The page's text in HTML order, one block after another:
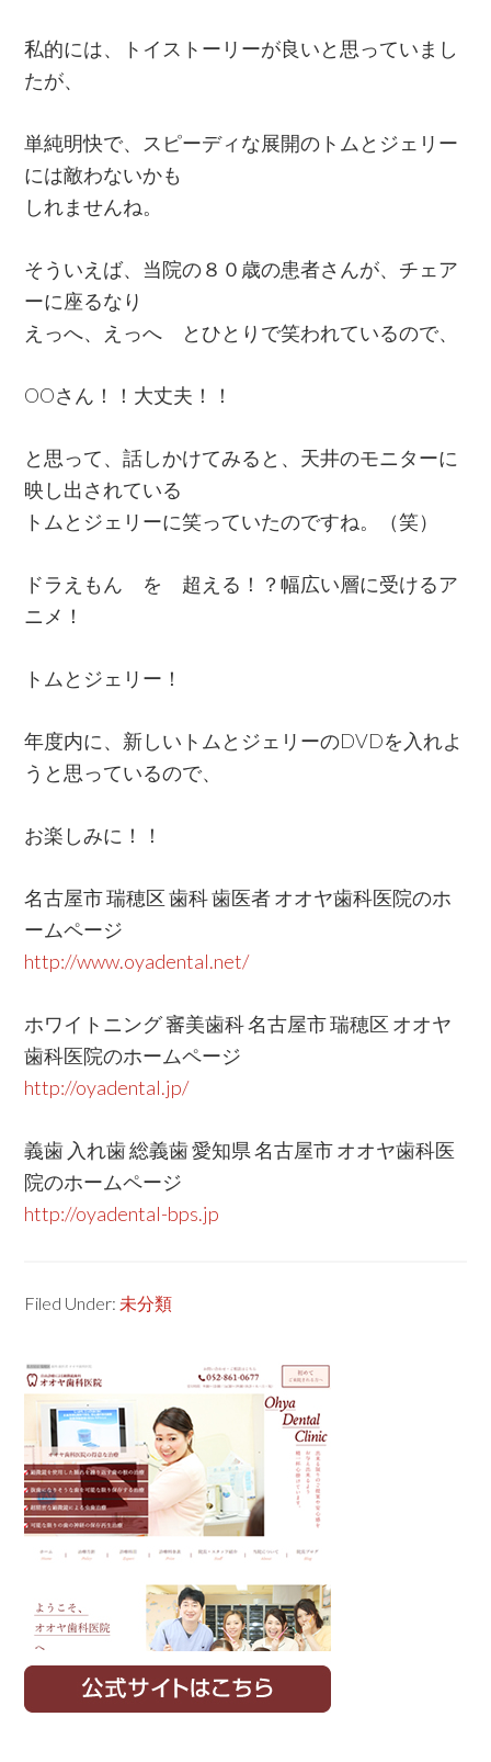
私的には、トイストーリーが良いと思っていまし
たが、
単純明快で、スピーディな展開のトムとジェリー
には敵わないかも
しれませんね。
そういえば、当院の８０歳の患者さんが、チェア
ーに座るなり
えっへ、えっへ とひとりで笑われているので、
OOさん！！大丈夫！！
と思って、話しかけてみると、天井のモニターに
映し出されている
トムとジェリーに笑っていたのですね。（笑）
ドラえもん を 超える！？幅広い層に受けるア
ニメ！
トムとジェリー！
年度内に、新しいトムとジェリーのDVDを入れよ
うと思っているので、
お楽しみに！！
名古屋市 瑞穂区 歯科 歯医者 オオヤ歯科医院のホ
ームページ
http://www.oyadental.net/
ホワイトニング 審美歯科 名古屋市 瑞穂区 オオヤ
歯科医院のホームページ
http://oyadental.jp/
義歯 入れ歯 総義歯 愛知県 名古屋市 オオヤ歯科医
院のホームページ
http://oyadental-bps.jp
Filed Under: 未分類
Primary
Sidebar